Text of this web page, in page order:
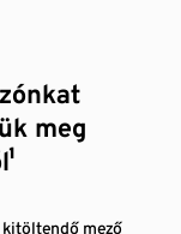
meg
mező